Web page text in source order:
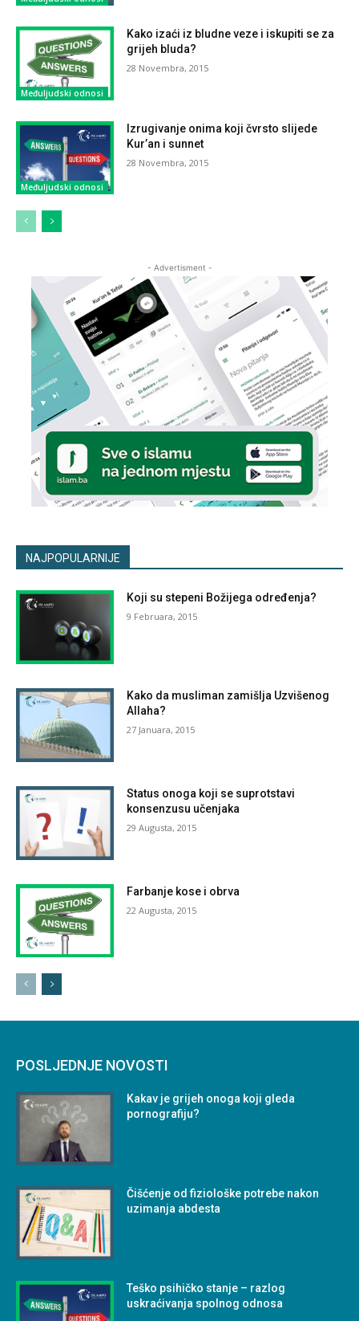
Međuljudski odnosi
Kako izaći iz bludne veze i iskupiti se za
grijeh bluda?
28 Novembra, 2015
Međuljudski odnosi
Izrugivanje onima koji čvrsto slijede
Kur’an i sunnet
28 Novembra, 2015
- Advertisment -
NAJPOPULARNIJE
Koji su stepeni Božijega određenja?
9 Februara, 2015
Kako da musliman zamišlja Uzvišenog
Allaha?
27 Januara, 2015
Status onoga koji se suprotstavi
konsenzusu učenjaka
29 Augusta, 2015
Farbanje kose i obrva
22 Augusta, 2015
POSLJEDNJE NOVOSTI
Kakav je grijeh onoga koji gleda
pornografiju?
Čišćenje od fiziološke potrebe nakon
uzimanja abdesta
Teško psihičko stanje – razlog
uskraćivanja spolnog odnosa